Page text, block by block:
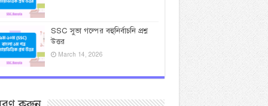
SSC সুভা গল্পের বহুনির্বাচনি প্রশ্ন
উত্তর
March 14, 2026